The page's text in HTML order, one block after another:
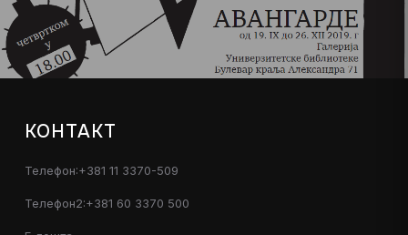
КОНТАКТ
Телефон:+381 11 3370-509
Телефон2:+381 60 3370 500